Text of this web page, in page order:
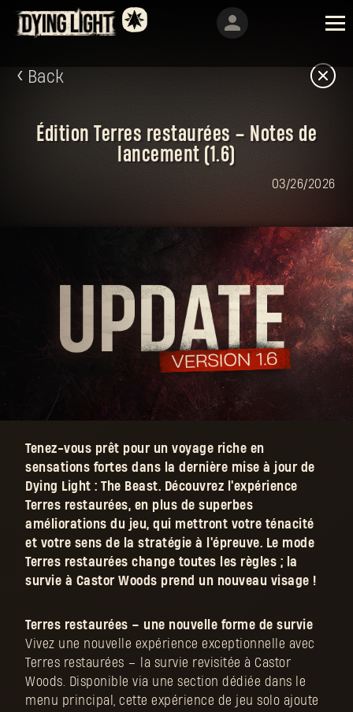
Back
Édition Terres restaurées – Notes de
lancement (1.6)
03/26/2026
Tenez-vous prêt pour un voyage riche en
sensations fortes dans la dernière mise à jour de
Dying Light : The Beast. Découvrez l'expérience
Terres restaurées, en plus de superbes
améliorations du jeu, qui mettront votre ténacité
et votre sens de la stratégie à l'épreuve. Le mode
Terres restaurées change toutes les règles ; la
survie à Castor Woods prend un nouveau visage !
Terres restaurées – une nouvelle forme de survie
Vivez une nouvelle expérience exceptionnelle avec
Terres restaurées – la survie revisitée à Castor
Woods. Disponible via une section dédiée dans le
menu principal, cette expérience de jeu solo ajoute